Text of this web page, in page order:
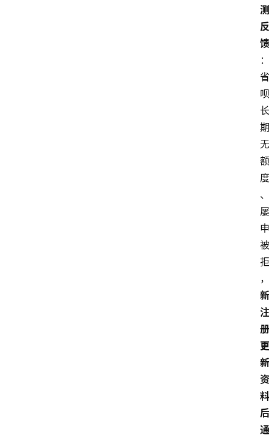
测
反
馈
：
省
呗
长
期
无
额
度
、
屡
申
被
拒
，
新
注
册
更
新
资
料
后
通